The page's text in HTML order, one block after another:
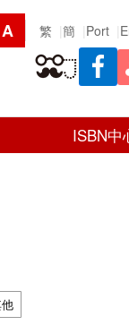
A 繁 簡 Port
ISBN中